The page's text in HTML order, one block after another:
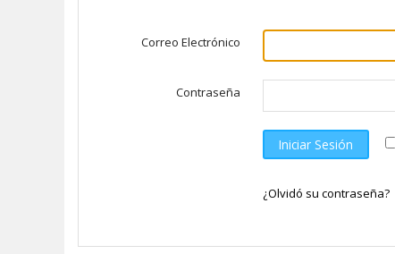
Correo Electrónico
Contraseña
Iniciar Sesión
¿Olvidó su contraseña?